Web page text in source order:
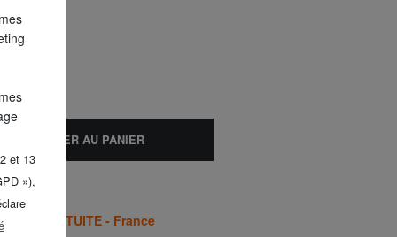
AJOUTER AU PANIER
GRATUITE - France
et 13
»),